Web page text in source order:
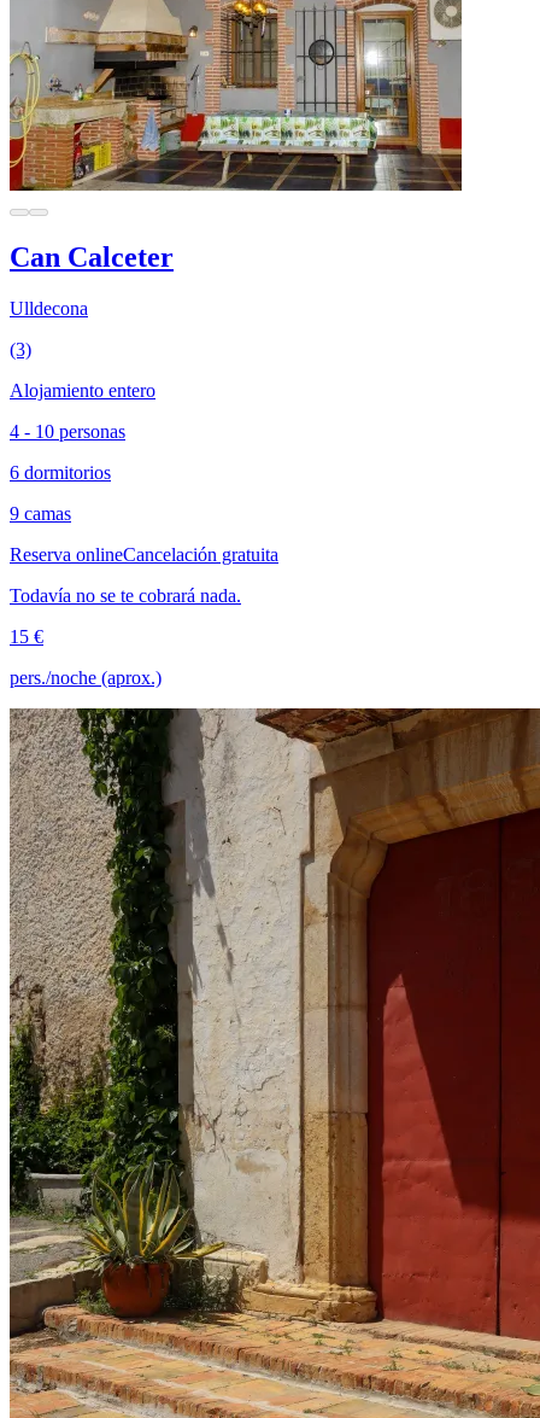
Can Calceter
Ulldecona
(3)
Alojamiento entero
4 - 10 personas
6 dormitorios
9 camas
Reserva onlineCancelación gratuita
Todavía no se te cobrará nada.
15 €
pers./noche (aprox.)